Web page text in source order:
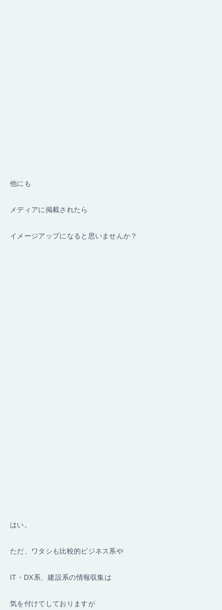
他にも
メディアに掲載されたら
イメージアップになると思いませんか？
はい。
ただ、ワタシも比較的ビジネス系や
IT・DX系、建設系の情報収集は
気を付けてしておりますが